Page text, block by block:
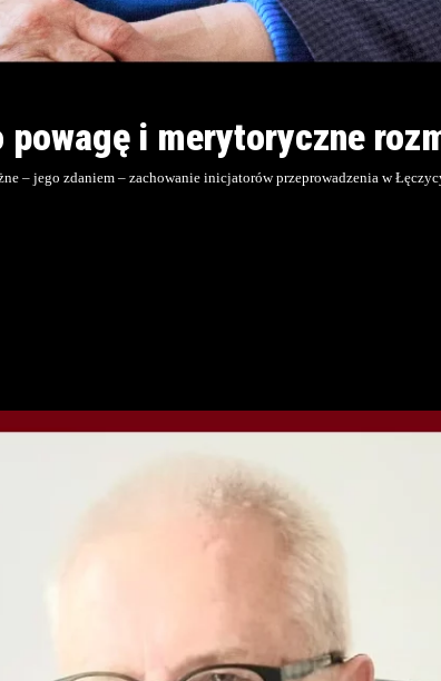
i merytoryczne
– jego zdaniem – zachowanie inicjatorów przeprowadzenia w